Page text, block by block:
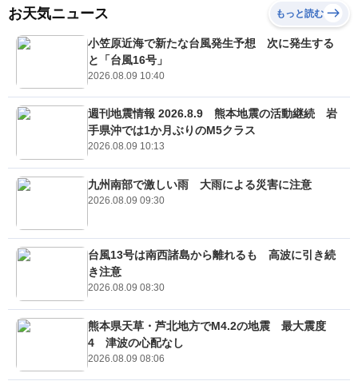
お天気ニュース もっと読む
小笠原近海で新たな台風発生予想 次に発生する
と「台風16号」
2026.08.09 10:40
週刊地震情報 2026.8.9 熊本地震の活動継続 岩
手県沖では1か月ぶりのM5クラス
2026.08.09 10:13
九州南部で激しい雨 大雨による災害に注意
2026.08.09 09:30
台風13号は南西諸島から離れるも 高波に引き続
き注意
2026.08.09 08:30
熊本県天草・芦北地方でM4.2の地震 最大震度
4 津波の心配なし
2026.08.09 08:06